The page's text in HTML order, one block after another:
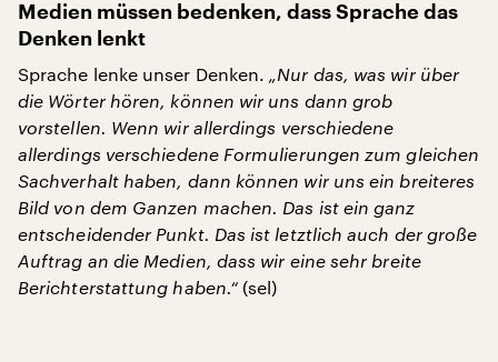
Medien müssen bedenken, dass Sprache das
Denken lenkt
Sprache lenke unser Denken. „Nur das, was wir über
die Wörter hören, können wir uns dann grob
vorstellen. Wenn wir allerdings verschiedene
allerdings verschiedene Formulierungen zum gleichen
Sachverhalt haben, dann können wir uns ein breiteres
Bild von dem Ganzen machen. Das ist ein ganz
entscheidender Punkt. Das ist letztlich auch der große
Auftrag an die Medien, dass wir eine sehr breite
Berichterstattung haben.“ (sel)